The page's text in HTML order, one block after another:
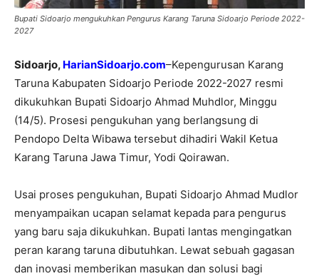
Bupati Sidoarjo mengukuhkan Pengurus Karang Taruna Sidoarjo Periode 2022-
2027
Sidoarjo, HarianSidoarjo.com–Kepengurusan Karang
Taruna Kabupaten Sidoarjo Periode 2022-2027 resmi
dikukuhkan Bupati Sidoarjo Ahmad Muhdlor, Minggu
(14/5). Prosesi pengukuhan yang berlangsung di
Pendopo Delta Wibawa tersebut dihadiri Wakil Ketua
Karang Taruna Jawa Timur, Yodi Qoirawan.
Usai proses pengukuhan, Bupati Sidoarjo Ahmad Mudlor
menyampaikan ucapan selamat kepada para pengurus
yang baru saja dikukuhkan. Bupati lantas mengingatkan
peran karang taruna dibutuhkan. Lewat sebuah gagasan
dan inovasi memberikan masukan dan solusi bagi